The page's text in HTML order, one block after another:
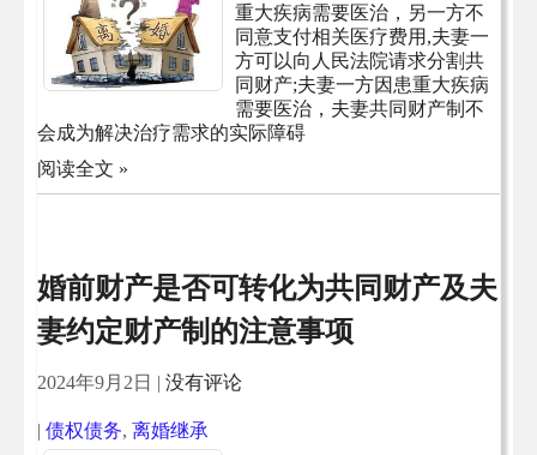
重大疾病需要医治，另一方不
同意支付相关医疗费用,夫妻一
方可以向人民法院请求分割共
同财产;夫妻一方因患重大疾病
需要医治，夫妻共同财产制不
会成为解决治疗需求的实际障碍
阅读全文 »
婚前财产是否可转化为共同财产及夫
妻约定财产制的注意事项
2024年9月2日 | 没有评论
| 债权债务, 离婚继承